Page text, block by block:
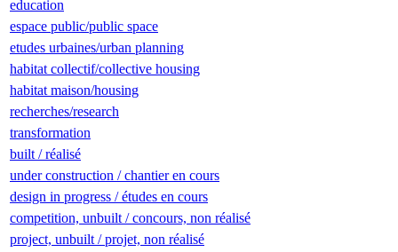
education
espace public/public space
etudes urbaines/urban planning
habitat collectif/collective housing
habitat maison/housing
recherches/research
transformation
built / réalisé
under construction / chantier en cours
design in progress / études en cours
competition, unbuilt / concours, non réalisé
project, unbuilt / projet, non réalisé